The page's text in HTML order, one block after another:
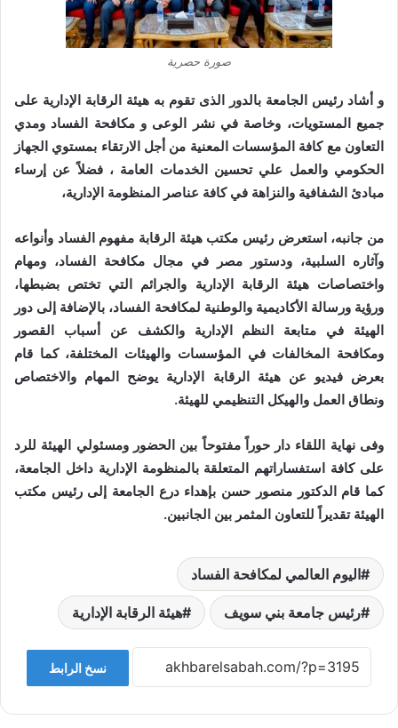
صورة حصرية
و أشاد رئيس الجامعة بالدور الذى تقوم به هيئة الرقابة الإدارية على
جميع المستويات، وخاصة في نشر الوعى و مكافحة الفساد ومدي
التعاون مع كافة المؤسسات المعنية من أجل الارتقاء بمستوي الجهاز
الحكومي والعمل علي تحسين الخدمات العامة ، فضلاً عن إرساء
مبادئ الشفافية والنزاهة في كافة عناصر المنظومة الإدارية،
من جانبه، استعرض رئيس مكتب هيئة الرقابة مفهوم الفساد وأنواعه
وآثاره السلبية، ودستور مصر في مجال مكافحة الفساد، ومهام
واختصاصات هيئة الرقابة الإدارية والجرائم التي تختص بضبطها،
ورؤية ورسالة الأكاديمية والوطنية لمكافحة الفساد، بالإضافة إلى دور
الهيئة في متابعة النظم الإدارية والكشف عن أسباب القصور
ومكافحة المخالفات في المؤسسات والهيئات المختلفة، كما قام
بعرض فيديو عن هيئة الرقابة الإدارية يوضح المهام والاختصاص
ونطاق العمل والهيكل التنظيمي للهيئة.
وفى نهاية اللقاء دار حوراً مفتوحاً بين الحضور ومسئولي الهيئة للرد
على كافة استفساراتهم المتعلقة بالمنظومة الإدارية داخل الجامعة،
كما قام الدكتور منصور حسن بإهداء درع الجامعة إلى رئيس مكتب
الهيئة تقديراً للتعاون المثمر بين الجانبين.
اليوم العالمي لمكافحة الفساد
رئيس جامعة بني سويف هيئة الرقابة الإدارية
نسخ الرابط